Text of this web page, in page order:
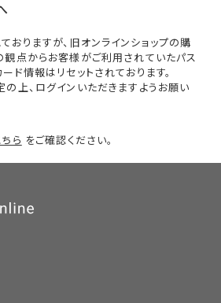
おりますが、旧オンラインショップの購
観点からお客様がご利用されていたパス
ド情報はリセットされております。
の上、ログインいただきますようお願い
ちら をご確認ください。